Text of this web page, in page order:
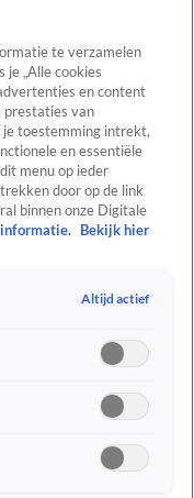
te verzamelen
je „Alle cookies
en content
prestaties van
je toestemming intrekt,
en essentiële
menu op ieder
door op de link
binnen onze Digitale
informatie.
Bekijk hier
Altijd actief